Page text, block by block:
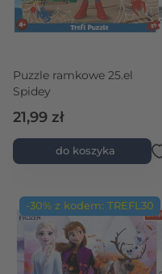
Puzzle ramkowe 25.el
Spidey
21,99 zł
do koszyka
-30% z kodem: TREFL30